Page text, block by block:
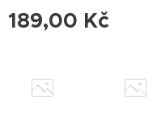
189,00 Kč